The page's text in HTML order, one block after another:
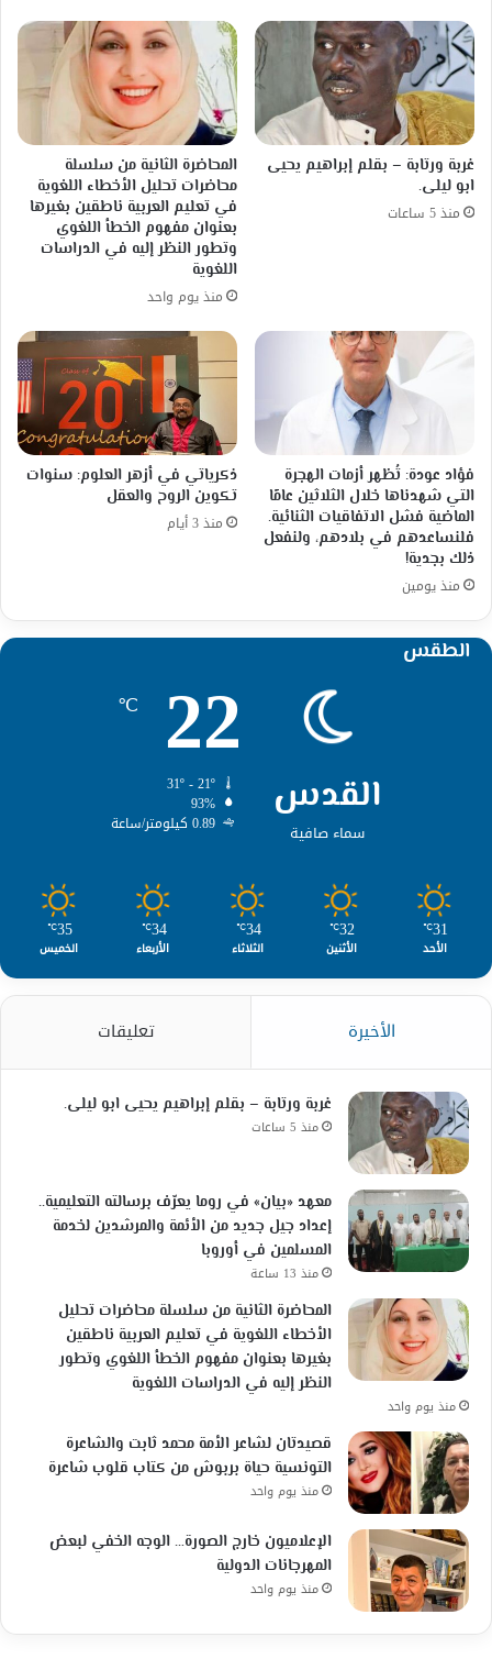
غربة ورتابة – بقلم إبراهيم يحيى
ابو ليلى.
منذ 5 ساعات
المحاضرة الثانية من سلسلة
محاضرات تحليل الأخطاء اللغوية
في تعليم العربية ناطقين بغيرها
بعنوان مفهوم الخطأ اللغوي
وتطور النظر إليه في الدراسات
اللغوية
منذ يوم واحد
فؤاد عودة: تُظهر أزمات الهجرة
التي شهدناها خلال الثلاثين عامًا
الماضية فشل الاتفاقيات الثنائية.
فلنساعدهم في بلادهم، ولنفعل
ذلك بجدية!
منذ يومين
ذكرياتي في أزهر العلوم: سنوات
تكوين الروح والعقل
منذ 3 أيام
الطقس
القدس
سماء صافية
22
℃
93%
0.89 كيلومتر/ساعة
31
℃
الأحد
32
℃
الأثنين
34
℃
الثلاثاء
34
℃
الأربعاء
35
℃
الخميس
الأخيرة تعليقات
غربة ورتابة – بقلم إبراهيم يحيى ابو ليلى.
منذ 5 ساعات
معهد «بيان» في روما يعرّف برسالته التعليمية..
إعداد جيل جديد من الأئمة والمرشدين لخدمة
المسلمين في أوروبا
منذ 13 ساعة
المحاضرة الثانية من سلسلة محاضرات تحليل
الأخطاء اللغوية في تعليم العربية ناطقين
بغيرها بعنوان مفهوم الخطأ اللغوي وتطور
النظر إليه في الدراسات اللغوية
منذ يوم واحد
قصيدتان لشاعر الأمة محمد ثابت والشاعرة
التونسية حياة بربوش من كتاب قلوب شاعرة
منذ يوم واحد
الإعلاميون خارج الصورة… الوجه الخفي لبعض
المهرجانات الدولية
منذ يوم واحد